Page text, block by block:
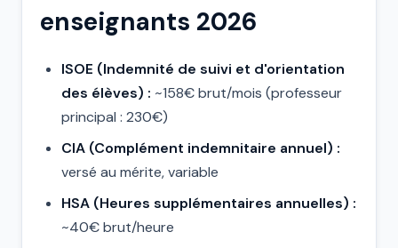
enseignants 2026
ISOE (Indemnité de suivi et d'orientation
des élèves) : ~158€ brut/mois (professeur
principal : 230€)
CIA (Complément indemnitaire annuel) :
versé au mérite, variable
HSA (Heures supplémentaires annuelles) :
~40€ brut/heure